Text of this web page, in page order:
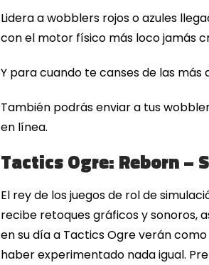
Lidera a wobblers rojos o azules
con el motor físico más loco jamás
Y para cuando te canses de las más
También podrás enviar a tus
en línea.
Tactics Ogre: Reborn –
El rey de los juegos de rol de
recibe retoques gráficos y sonoros,
en su día a Tactics Ogre verán
haber experimentado nada igual.